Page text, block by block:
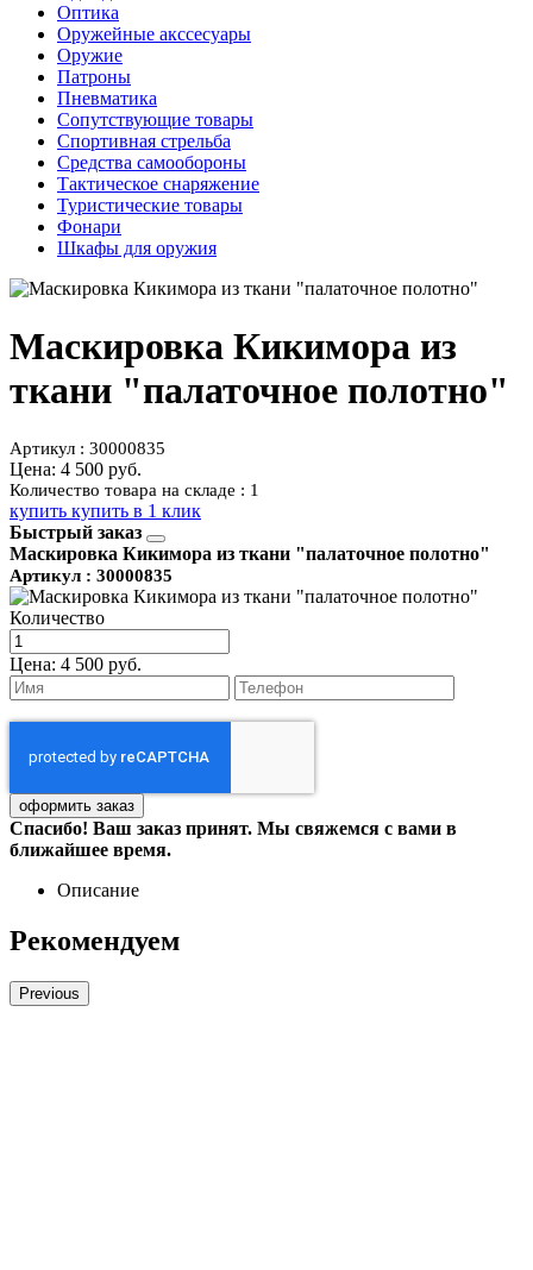
Оптика
Оружейные акссесуары
Оружие
Патроны
Пневматика
Сопутствующие товары
Спортивная стрельба
Средства самообороны
Тактическое снаряжение
Туристические товары
Фонари
Шкафы для оружия
Маскировка Кикимора из
ткани "палаточное полотно"
Артикул : 30000835
Цена: 4 500 руб.
Количество товара на складе : 1
купить купить в 1 клик
Быстрый заказ
Маскировка Кикимора из ткани "палаточное полотно"
Артикул : 30000835
Количество
Цена: 4 500 руб.
Спасибо! Ваш заказ принят. Мы свяжемся с вами в
ближайшее время.
Описание
Рекомендуем
Previous